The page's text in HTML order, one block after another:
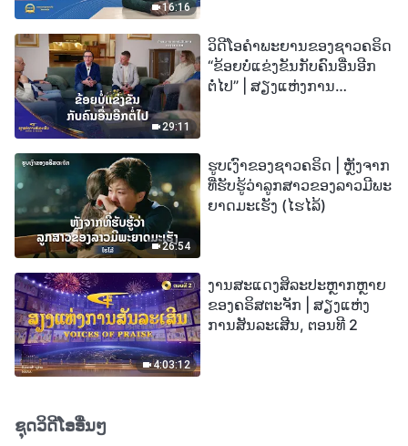
16:16
29:11
ວິດີໂອຄຳພະຍານຂອງຊາວຄຣິດ
“ຂ້ອຍບໍ່ແຂ່ງຂັນກັບຄົນອື່ນອີກ
ຕໍ່ໄປ” | ສຽງແຫ່ງການ
26:54
ຮູບເງົາຂອງຊາວຄຣິດ | ຫຼັງຈາກ
ທີ່ຮັບຮູ້ວ່າລູກສາວຂອງລາວມີພະ
ຍາດມະເຮັງ (ໄຮໄລ້)
4:03:12
ງານສະແດງສິລະປະຫຼາກຫຼາຍ
ຂອງຄຣິສຕະຈັກ | ສຽງແຫ່ງ
ການສັນລະເສີນ, ຕອນທີ 2
ຊຸດວິດີໂອອື່ນໆ